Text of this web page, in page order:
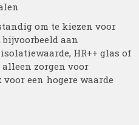
om te kiezen voor
aan
HR++ glas of
zorgen voor
een hogere waarde